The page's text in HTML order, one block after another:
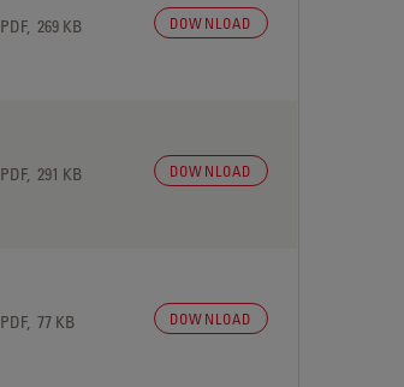
PDF, 269 KB DOWNLOAD
PDF, 291 KB DOWNLOAD
PDF, 77 KB DOWNLOAD